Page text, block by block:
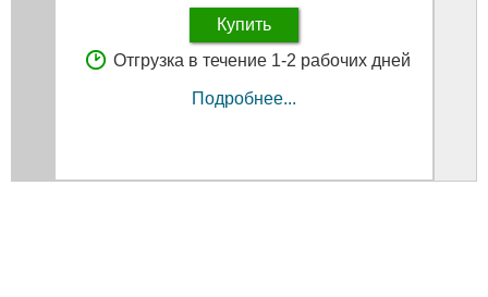
Купить
Отгрузка в течение 1-2 рабочих дней
Подробнее...